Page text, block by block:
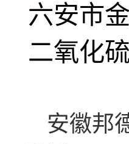
六安市
二氧化
安徽邦